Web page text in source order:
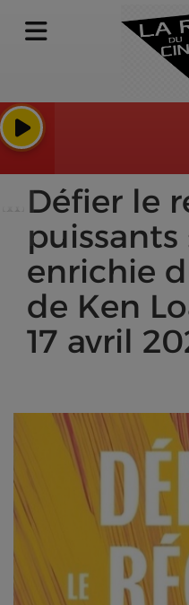
Défier le
puissants
enrichie
de Ken
17 avril